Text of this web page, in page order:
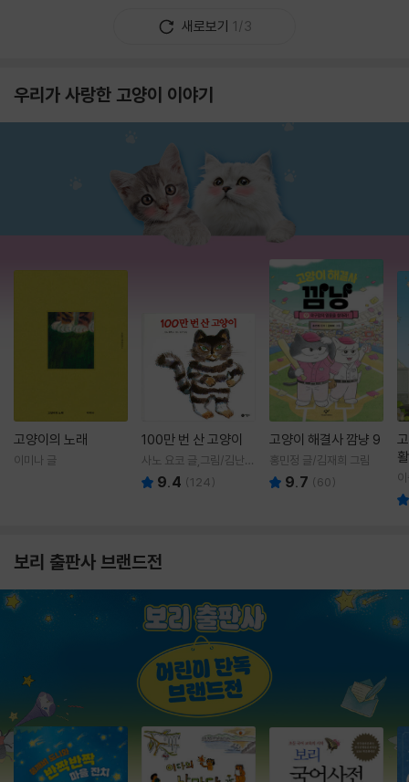
새로보기 1/3
우리가 사랑한 고양이 이야기
고양이의 노래
이미나 글
100만 번 산 고양이
사노 요코 글,그림/김난주
역 9.4 (124)
고양이 해결사 깜냥 9
홍민정 글/김재희 그림
9.7 (60)
보리 출판사 브랜드전